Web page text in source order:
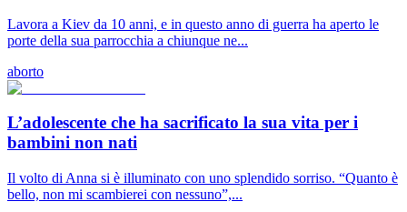
Lavora a Kiev da 10 anni, e in questo anno di guerra ha aperto le
porte della sua parrocchia a chiunque ne...
aborto
L’adolescente che ha sacrificato la sua vita per i
bambini non nati
Il volto di Anna si è illuminato con uno splendido sorriso. “Quanto è
bello, non mi scambierei con nessuno”,...